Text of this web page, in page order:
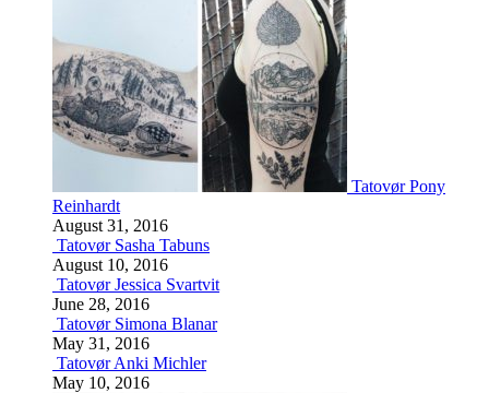
Tatovør Pony
Reinhardt
August 31, 2016
Tatovør Sasha Tabuns
August 10, 2016
Tatovør Jessica Svartvit
June 28, 2016
Tatovør Simona Blanar
May 31, 2016
Tatovør Anki Michler
May 10, 2016